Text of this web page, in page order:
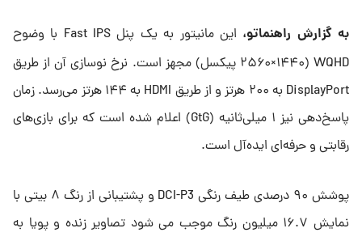
به گزارش راهنماتو،
این مانیتور به یک پنل Fast IPS با وضوح
WQHD (۲۵۶۰×۱۴۴۰ پیکسل) مجهز است. نرخ نوسازی آن از طریق
DisplayPort به ۲۰۰ هرتز و از طریق HDMI به ۱۴۴ هرتز می‌رسد. زمان
پاسخ‌دهی نیز ۱ میلی‌ثانیه (GtG) اعلام شده است که برای بازی‌های
رقابتی و حرفه‌ای ایده‌آل است.
پوشش ۹۰ درصدی طیف رنگی DCI-P3 و پشتیبانی از رنگ ۸ بیتی با
نمایش ۱۶.۷ میلیون رنگ موجب می شود تصاویر زنده و پویا به